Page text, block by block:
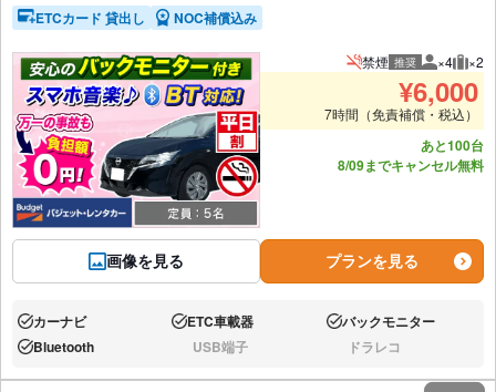
ETCカード 貸出し NOC補償込み
画像を見る
禁煙 推奨 推奨人数
×4 推
×2
¥6,000
7時間（免責補償・税込）
あと100台
8/09までキャンセル無料
プランを見る
あり:カーナビ あり:ETC車載器 あり:バックモニター
あり:Bluetooth なし:USB端子 なし:ドラレコ